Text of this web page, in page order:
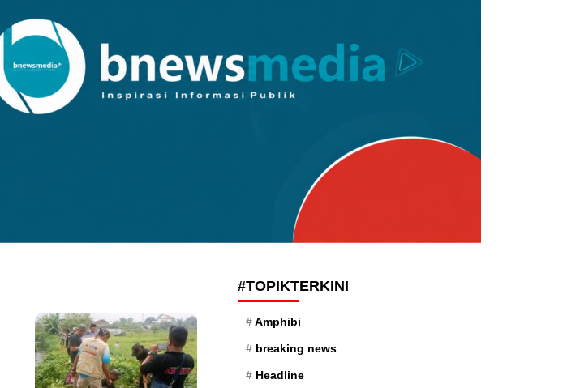
#TOPIKTERKINI
Amphibi
breaking news
Headline